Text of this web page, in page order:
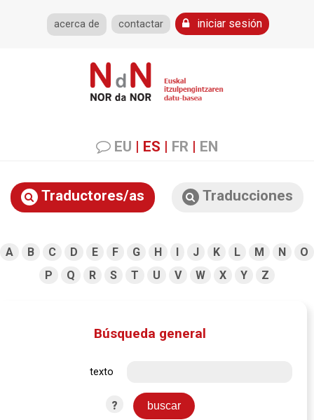
acerca de contactar iniciar sesión
EU | ES | FR | EN
Traductores/as Traducciones
A B C D E F G H I J K L M N
O
P
Q R S T U V W X Y Z
Búsqueda general
texto
?